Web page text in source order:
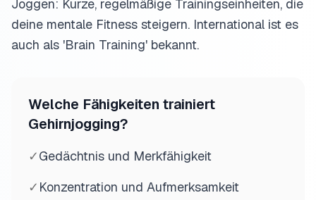
Joggen: Kurze, regelmäßige Trainingseinheiten, die
deine mentale Fitness steigern. International ist es
auch als 'Brain Training' bekannt.
Welche Fähigkeiten trainiert
Gehirnjogging?
✓Gedächtnis und Merkfähigkeit
✓ Konzentration und Aufmerksamkeit